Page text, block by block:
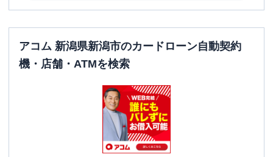
アコム 新潟県新潟市のカードローン自動契約
機・店舗・ATMを検索